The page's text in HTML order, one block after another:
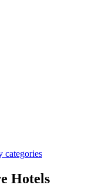
categories
Hotels